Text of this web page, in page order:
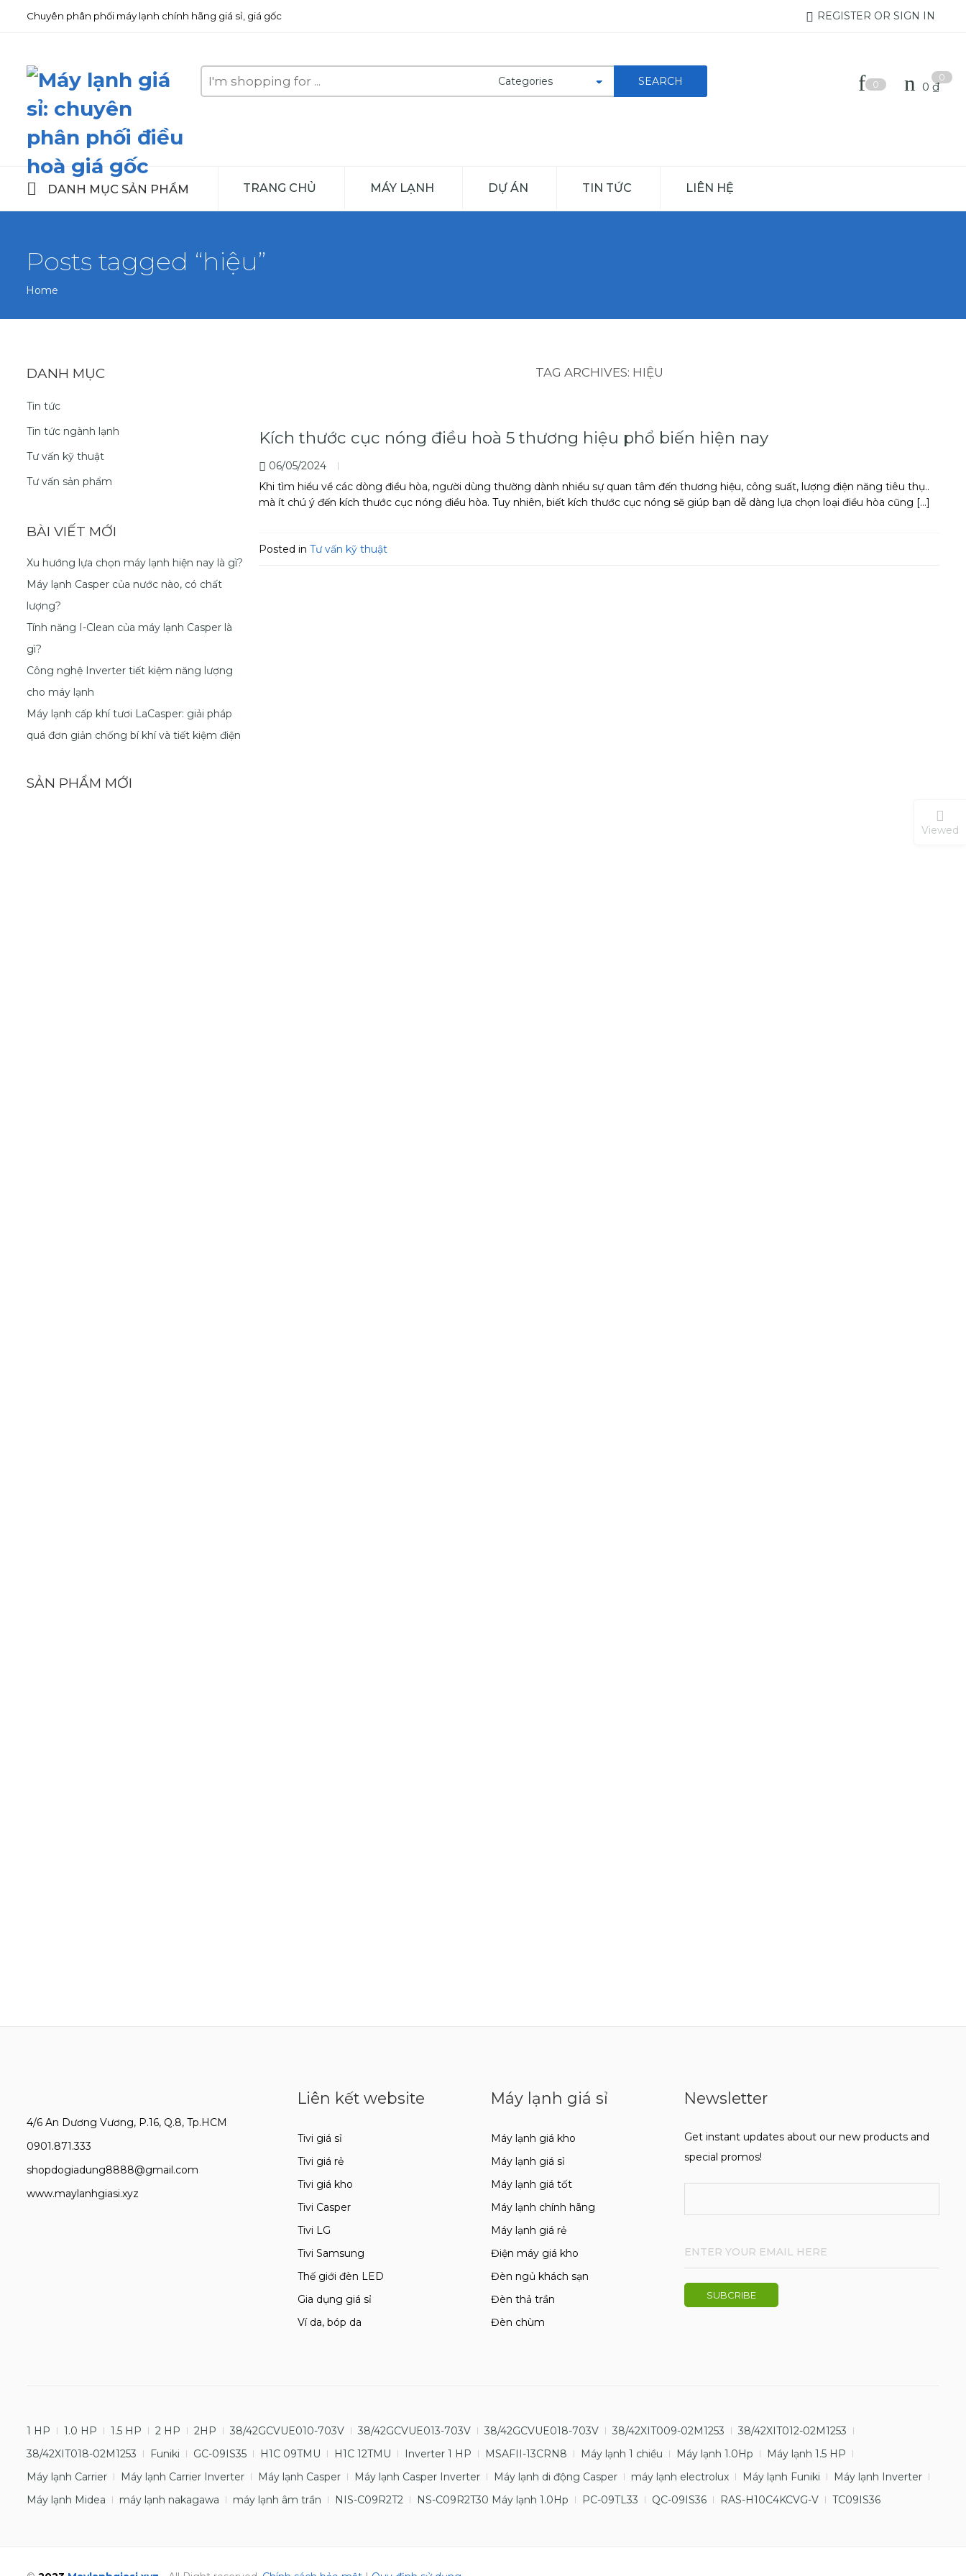
Chuyên phân phối máy lạnh chính hãng giá sỉ, giá gốc REGISTER OR SIGN IN
Search
here
0
0
0₫
DANH MỤC SẢN PHẨM TRANG CHỦ MÁY LẠNH DỰ ÁN TIN TỨC LIÊN HỆ
Posts tagged “hiệu”
Home
TAG ARCHIVES: HIỆU
Kích thước cục nóng điều hoà 5 thương hiệu phổ biến hiện nay
06/05/2024
Khi tìm hiểu về các dòng điều hòa, người dùng thường dành nhiều sự quan tâm đến thương hiệu, công suất, lượng điện năng tiêu thụ..
mà ít chú ý đến kích thước cục nóng điều hòa. Tuy nhiên, biết kích thước cục nóng sẽ giúp bạn dễ dàng lựa chọn loại điều hòa cũng […]
Posted in Tư vấn kỹ thuật
DANH MỤC
Tin tức
Tin tức ngành lạnh
Tư vấn kỹ thuật
Tư vấn sản phẩm
BÀI VIẾT MỚI
Xu hướng lựa chọn máy lạnh hiện nay là gì?
Máy lạnh Casper của nước nào, có chất
lượng?
Tính năng I-Clean của máy lạnh Casper là
gì?
Công nghệ Inverter tiết kiệm năng lượng
cho máy lạnh
Máy lạnh cấp khí tươi LaCasper: giải pháp
quá đơn giản chống bí khí và tiết kiệm điện
SẢN PHẨM MỚI
4/6 An Dương Vương, P.16, Q.8, Tp.HCM
0901.871.333
shopdogiadung8888@gmail.com
www.maylanhgiasi.xyz
Liên kết website
Tivi giá sỉ
Tivi giá rẻ
Tivi giá kho
Tivi Casper
Tivi LG
Tivi Samsung
Thế giới đèn LED
Gia dụng giá sỉ
Ví da, bóp da
Máy lạnh giá sỉ
Máy lạnh giá kho
Máy lạnh giá sỉ
Máy lạnh giá tốt
Máy lạnh chính hãng
Máy lạnh giá rẻ
Điện máy giá kho
Đèn ngủ khách sạn
Đèn thả trần
Đèn chùm
Newsletter
Get instant updates about our new products and
special promos!
1 HP 1.0 HP 1.5 HP 2 HP 2HP 38/42GCVUE010-703V 38/42GCVUE013-703V 38/42GCVUE018-703V 38/42XIT009-02M1253
38/42XIT012-02M1253
38/42XIT018-02M1253
Funiki GC-09IS35 H1C 09TMU H1C 12TMU Inverter 1 HP MSAFII-13CRN8 Máy lạnh 1 chiều Máy lạnh 1.0Hp
Máy lạnh 1.5 HP
Máy lạnh Carrier
Máy lạnh Carrier Inverter Máy lạnh Casper Máy lạnh Casper Inverter Máy lạnh di động Casper máy lạnh electrolux Máy lạnh Funiki
Máy lạnh Inverter
Máy lạnh Midea
máy lạnh nakagawa máy lạnh âm trần NIS-C09R2T2 NS-C09R2T30 Máy lạnh 1.0Hp PC-09TL33 QC-09IS36 RAS-H10C4KCVG-V TC09IS36
Viewed